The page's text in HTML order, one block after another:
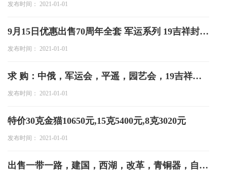
发布时间： 2021-01-01
9月15日优惠出售70周年全套 军运系列 19吉祥封装 猪年生肖 各类金银条
发布时间： 2021-01-01
求 购：中俄，军运会，平遥，园艺会，19吉祥，系列
发布时间： 2021-01-01
特价30克金猫10650元,15克5400元,8克3020元
发布时间： 2021-01-01
出售一带一路，建国，西湖，改革，青铜器，自然基金，孔子，辛亥，京沪高铁，宁夏